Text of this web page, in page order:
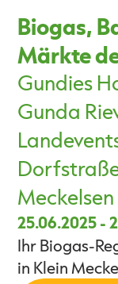
Biogas,
Märkte
Gundies
Gunda
Dorfstraße
Meckelsen
25.06.2025 -
Ihr Biogas-
in Klein